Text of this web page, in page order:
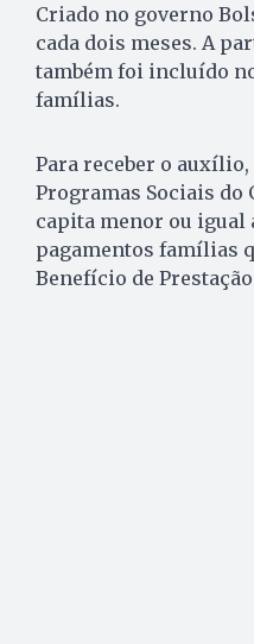
Criado no governo
cada dois meses. A
também foi incluído
famílias.
Para receber o
Programas Sociais do
capita menor ou igual
pagamentos famílias
Benefício de